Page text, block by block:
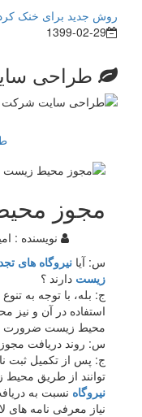
روش جدید برای خنک
1399-02-29
طراحی
مجوز
نویسنده :
س: آیا نیروگاه های
زیست دارند ؟
ج: بله، با توجه به
استفاده در آن و نیز
محیط زیست ضرورت
س: روند دریافت
ج: پس از تکمیل ثبت
توانند از طریق
نیروگاه نسبت به
نیاز معرفی نامه های